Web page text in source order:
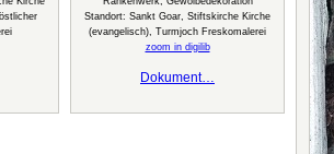
Standort: Sankt Goar, Stiftskirche Kirche
(evangelisch), Turmjoch Freskomalerei
zoom in digilib
Dokument…